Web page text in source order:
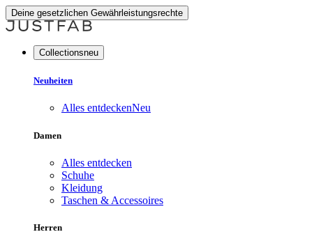
Deine gesetzlichen Gewährleistungsrechte
Collectionsneu
Neuheiten
Alles entdeckenNeu
Damen
Alles entdecken
Schuhe
Kleidung
Taschen & Accessoires
Herren